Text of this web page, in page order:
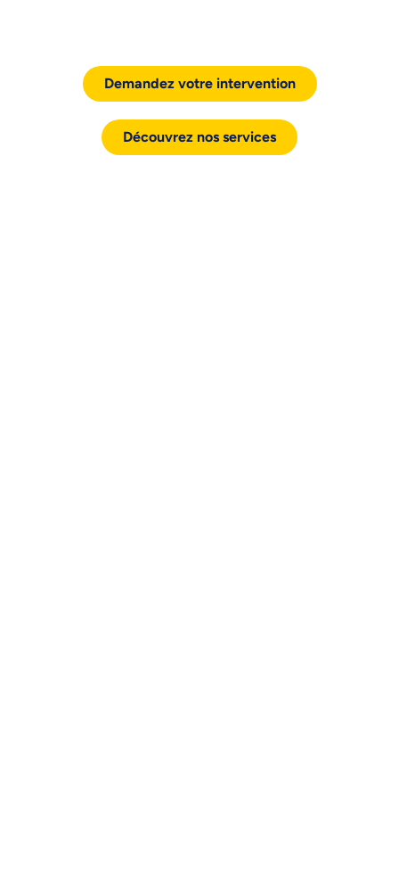
Demandez votre intervention
Découvrez nos services